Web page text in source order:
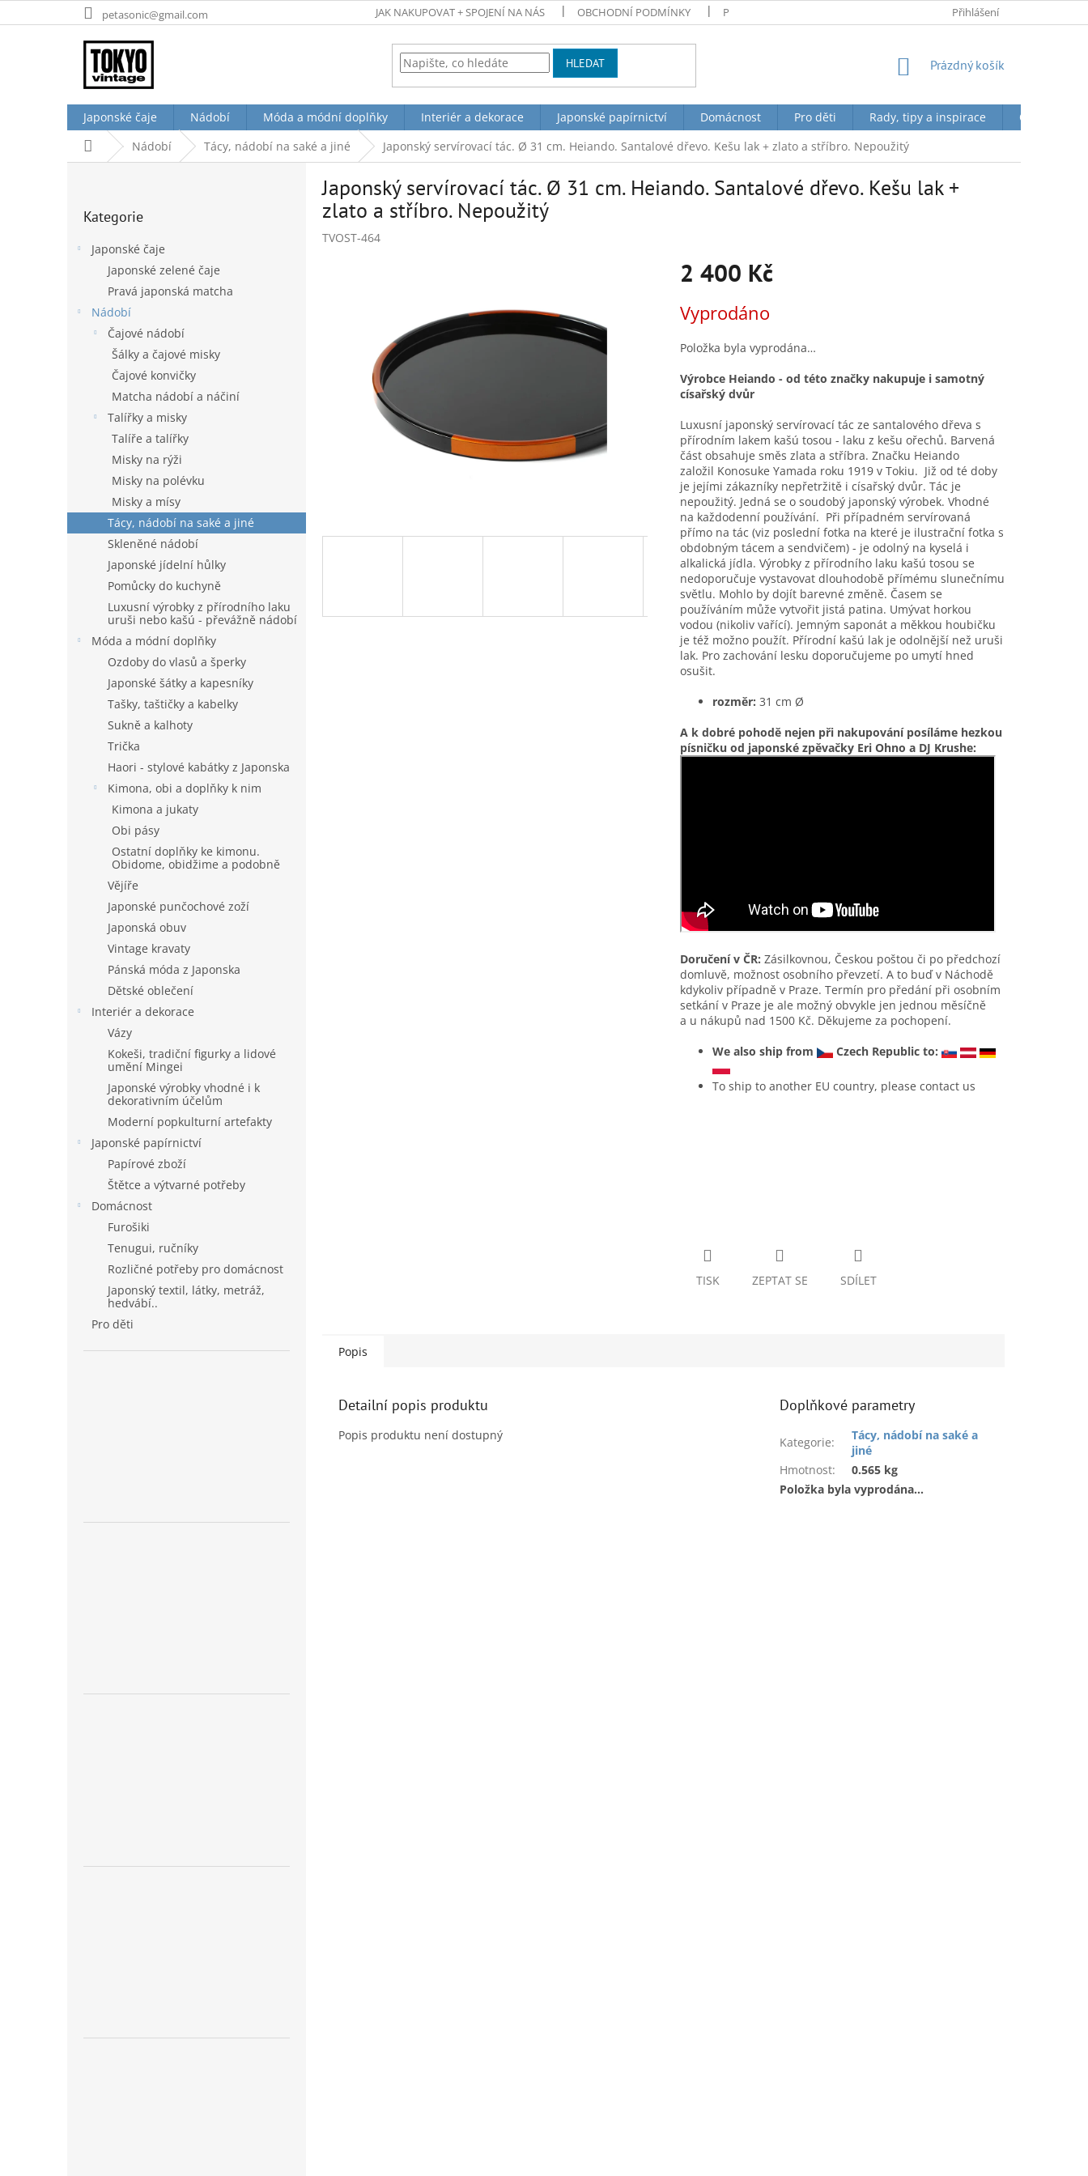
na
petasonic@gmail.com JAK NAKUPOVAT + SPOJENÍ NA NÁS OBCHODNÍ PODMÍNKY PODMÍNKY OCHRANY OSOBNÍCH ÚDAJŮ Přihlášení
HLEDAT
NÁKUPNÍ
Prázdný košík
Japonské čaje Nádobí Móda a módní doplňky Interiér a dekorace Japonské papírnictví Domácnost Pro děti Rady, tipy a inspirace
O nás +
Domů Nádobí Tácy, nádobí na saké a jiné Japonský servírovací tác. Ø 31 cm. Heiando. Santalové dřevo. Kešu lak + zlato a stříbro. Nepoužitý
kategorie
Kategorie
Japonské čaje
Japonské zelené čaje
Pravá japonská matcha
Nádobí
Čajové nádobí
Šálky a čajové misky
Čajové konvičky
Matcha nádobí a náčiní
Talířky a misky
Talíře a talířky
Misky na rýži
Misky na polévku
Misky a mísy
Tácy, nádobí na saké a jiné
Skleněné nádobí
Japonské jídelní hůlky
Pomůcky do kuchyně
Luxusní výrobky z přírodního laku
uruši nebo kašú - převážně nádobí
Móda a módní doplňky
Ozdoby do vlasů a šperky
Japonské šátky a kapesníky
Tašky, taštičky a kabelky
Sukně a kalhoty
Trička
Haori - stylové kabátky z Japonska
Kimona, obi a doplňky k nim
Kimona a jukaty
Obi pásy
Ostatní doplňky ke kimonu.
Obidome, obidžime a podobně
Vějíře
Japonské punčochové zoží
Japonská obuv
Vintage kravaty
Pánská móda z Japonska
Dětské oblečení
Interiér a dekorace
Vázy
Kokeši, tradiční figurky a lidové
umění Mingei
Japonské výrobky vhodné i k
dekorativním účelům
Moderní popkulturní artefakty
Japonské papírnictví
Papírové zboží
Štětce a výtvarné potřeby
Domácnost
Furošiki
Tenugui, ručníky
Rozličné potřeby pro domácnost
Japonský textil, látky, metráž,
hedvábí..
Pro děti
Japonský servírovací tác. Ø 31 cm. Heiando. Santalové dřevo. Kešu lak +
zlato a stříbro. Nepoužitý
TVOST-464
2 400 Kč
cena:
Vyprodáno
Položka byla vyprodána…
Výrobce Heiando - od této značky nakupuje i samotný
císařský dvůr
Luxusní japonský servírovací tác ze santalového dřeva s
přírodním lakem kašú tosou - laku z kešu ořechů. Barvená
část obsahuje směs zlata a stříbra. Značku Heiando
založil Konosuke Yamada roku 1919 v Tokiu. Již od té doby
je jejími zákazníky nepřetržitě i císařský dvůr. Tác je
nepoužitý. Jedná se o soudobý japonský výrobek. Vhodné
na každodenní používání. Při případném servírovaná
přímo na tác (viz poslední fotka na které je ilustrační fotka s
obdobným tácem a sendvičem) - je odolný na kyselá i
alkalická jídla. Výrobky z přírodního laku kašú tosou se
nedoporučuje vystavovat dlouhodobě přímému slunečnímu
světlu. Mohlo by dojít barevné změně. Časem se
používáním může vytvořit jistá patina. Umývat horkou
vodou (nikoliv vařící). Jemným saponát a měkkou houbičku
je též možno použít. Přírodní kašú lak je odolnější než uruši
lak. Pro zachování lesku doporučujeme po umytí hned
osušit.
rozměr: 31 cm Ø
A k dobré pohodě nejen při nakupování posíláme hezkou
písničku od japonské zpěvačky Eri Ohno a DJ Krushe:
Doručení v ČR: Zásilkovnou, Českou poštou či po předchozí
domluvě, možnost osobního převzetí. A to buď v Náchodě
kdykoliv případně v Praze. Termín pro předání při osobním
setkání v Praze je ale možný obvykle jen jednou měsíčně
a u nákupů nad 1500 Kč. Děkujeme za pochopení.
We also ship from
Czech Republic to:
To ship to another EU country, please contact us
TISK ZEPTAT SE SDÍLET
Popis
Detailní popis produktu
Popis produktu není dostupný
Doplňkové parametry
Kategorie:
Tácy, nádobí na saké a
jiné
Hmotnost:
0.565 kg
Položka byla vyprodána…